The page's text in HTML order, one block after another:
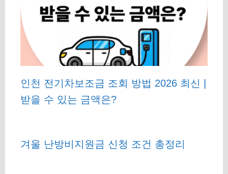
인천 전기차보조금 조회 방법 2026 최신 |
받을 수 있는 금액은?
겨울 난방비지원금 신청 조건 총정리